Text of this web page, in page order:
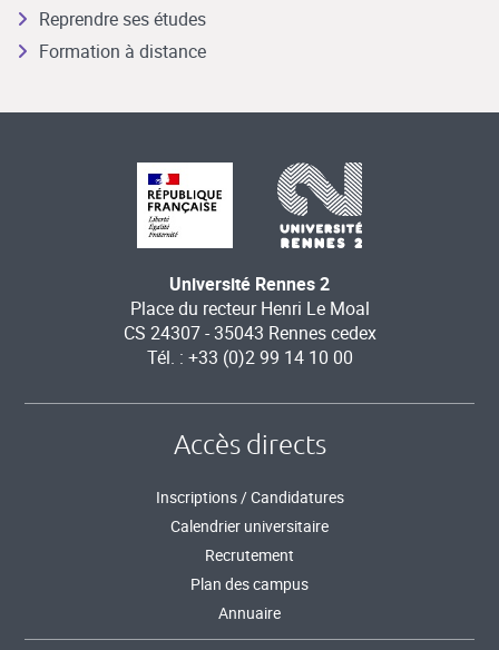
Reprendre ses études
Formation à distance
Université Rennes 2
Place du recteur Henri Le Moal
CS 24307 - 35043 Rennes cedex
Tél. : +33 (0)2 99 14 10 00
Accès directs
Inscriptions / Candidatures
Calendrier universitaire
Recrutement
Plan des campus
Annuaire